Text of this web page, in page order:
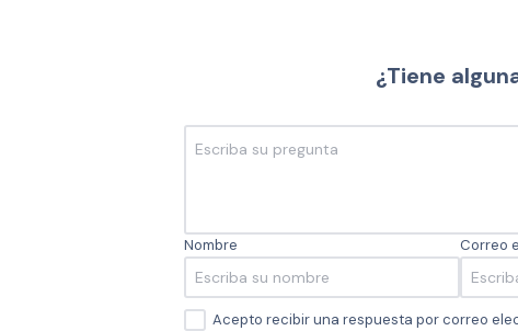
¿Tiene
Nombre Correo
Acepto recibir una respuesta por correo